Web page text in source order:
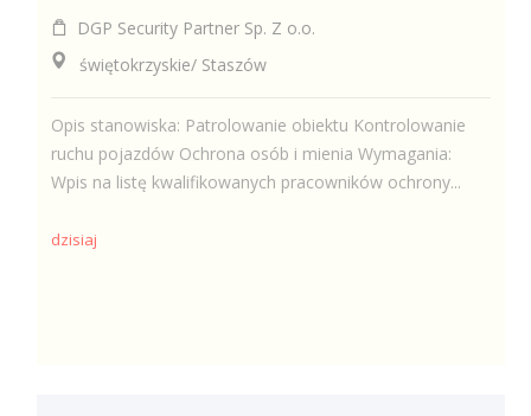
DGP Security Partner Sp. Z o.o.
świętokrzyskie/ Staszów
Opis stanowiska: Patrolowanie obiektu Kontrolowanie
ruchu pojazdów Ochrona osób i mienia Wymagania:
Wpis na listę kwalifikowanych pracowników ochrony...
dzisiaj